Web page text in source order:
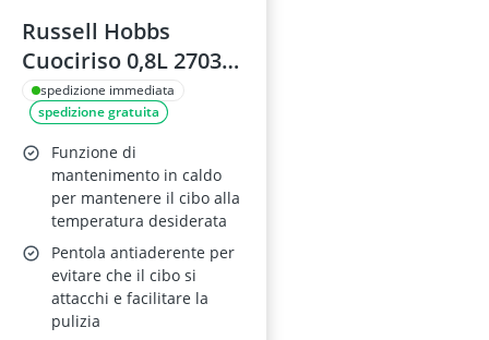
Russell Hobbs
Cuociriso 0,8L 27030-
56spedizione immediata
spedizione gratuita
Funzione di
mantenimento in caldo
per mantenere il cibo alla
temperatura desiderata
Pentola antiaderente per
evitare che il cibo si
attacchi e facilitare la
pulizia